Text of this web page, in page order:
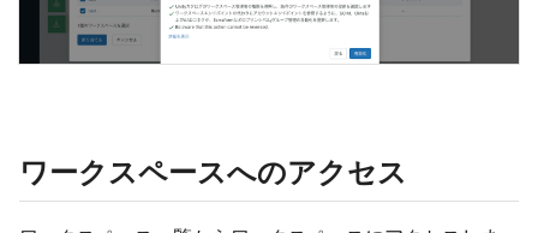
ワークスペースへのアクセス